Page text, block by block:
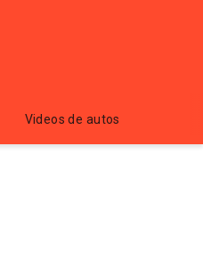
Videos de autos